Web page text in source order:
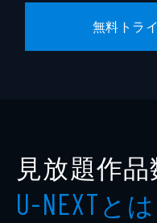
無料トラ
見放題作品
U-NEXTとは